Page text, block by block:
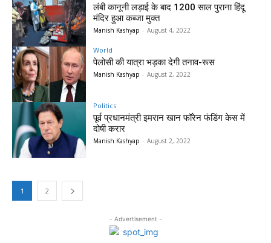
लंबी कानूनी लड़ाई के बाद 1200 साल पुराना हिंदू
मंदिर हुआ कब्जा मुक्त
Manish Kashyap - August 4, 2022
World
पेलोसी की यात्रा भड़का देगी तनाव-रूस
Manish Kashyap - August 2, 2022
Politics
पूर्व प्रधानमंत्री इमरान खान फॉरेन फंडिंग केस में
दोषी करार
Manish Kashyap - August 2, 2022
1 2
- Advertisement -